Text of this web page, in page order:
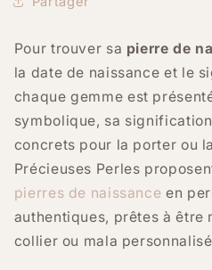
Pour trouver sa pierre de
la date de naissance et le
chaque gemme est
symbolique, sa
concrets pour la porter ou
Précieuses Perles
pierres de naissance en
authentiques, prêtes à être
collier ou mala